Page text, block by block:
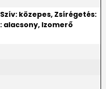
közepes, Zsírégetés:
alacsony, Izomerő